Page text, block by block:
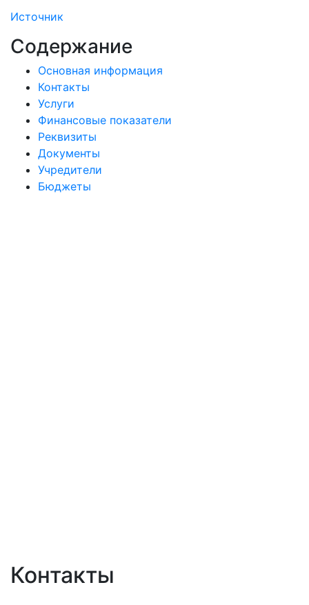
Источник
Содержание
Основная информация
Контакты
Услуги
Финансовые показатели
Реквизиты
Документы
Учредители
Бюджеты
Контакты